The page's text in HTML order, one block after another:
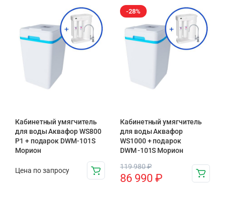
Кабинетный умягчитель
для воды Аквафор WS800
P1 + подарок DWM-101S
Морион
Цена по запросу
-28%
Кабинетный умягчитель
для воды Аквафор
WS1000 + подарок
DWM -101S Морион
119 980₽
86 990 ₽